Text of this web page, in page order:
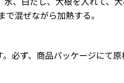
混ぜながら加熱する。
必ず、商品パッケージにて